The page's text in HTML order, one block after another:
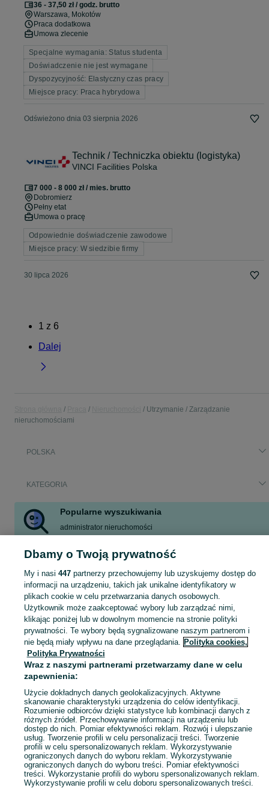
36 - 37,50 zł / godz. brutto
Warszawa, Mokotów
Praca dodatkowa
Umowa zlecenie
Specjalne wymagania: Status studenta
Doświadczenie nie jest wymagane
Dyspozycyjność: Elastyczny czas pracy
Miejsce pracy: Praca hybrydowa
Odświeżono dnia 03 sierpnia 2026
Technik / Techniczka obiektu (logistyka)
VINCI Facilities Polska
7 000 - 8 000 zł / mies. brutto
Dobromierz
Pełny etat
Umowa o pracę
Odpowiednie doświadczenie zawodowe
Miejsce pracy: W siedzibie firmy
30 lipca 2026
1 z 6
Dalej
Utrzymanie / Zarządzanie
nieruchomościami
POLSKA
KATEGORIA
Popularne wyszukiwania
administrator nieruchomości
Mapa kategorii
Mapa miejscowości
Mapa ministron
Popularne wyszukiwania
Dbamy o Twoją prywatność
My i nasi 447partnerzy przechowujemy lub uzyskujemy dostęp do
informacji na urządzeniu, takich jak unikalne identyfikatory w
plikach cookie w celu przetwarzania danych osobowych.
Użytkownik może zaakceptować wybory lub zarządzać nimi,
klikając poniżej lub w dowolnym momencie na stronie polityki
prywatności. Te wybory będą sygnalizowane naszym partnerom i
nie będą miały wpływu na dane przeglądania. Polityka cookies,
Polityka Prywatności
Wraz z naszymi partnerami przetwarzamy dane w celu
zapewnienia:
Użycie dokładnych danych geolokalizacyjnych. Aktywne
skanowanie charakterystyki urządzenia do celów identyfikacji.
Rozumienie odbiorców dzięki statystyce lub kombinacji danych z
różnych źródeł. Przechowywanie informacji na urządzeniu lub
dostęp do nich. Pomiar efektywności reklam. Rozwój i ulepszanie
usług. Tworzenie profili w celu personalizacji treści. Tworzenie
profili w celu spersonalizowanych reklam. Wykorzystywanie
ograniczonych danych do wyboru reklam. Wykorzystywanie
ograniczonych danych do wyboru treści. Pomiar efektywności
treści. Wykorzystanie profili do wyboru spersonalizowanych reklam.
Wykorzystywanie profili w celu doboru spersonalizowanych treści.